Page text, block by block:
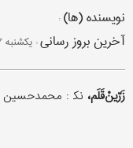
نویسنده (ها):
آخرین بروز رسانی: یکشنبه 27 مهر 1404
زَرّینْ‌قَلَم، نک‍ :